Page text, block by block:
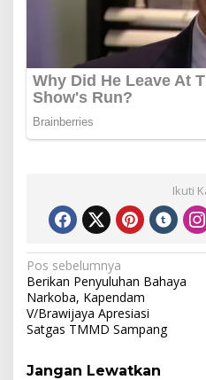
Ikuti
Navigasi
pos
Pos sebelumnya
Berikan Penyuluhan Bahaya
Narkoba, Kapendam
V/Brawijaya Apresiasi
Satgas TMMD Sampang
Jangan Lewatkan